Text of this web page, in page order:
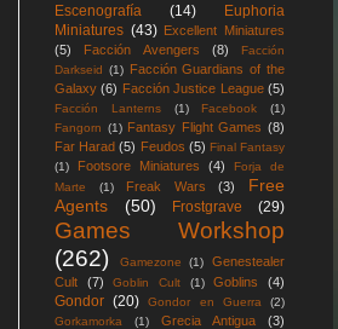
Escenografía (14)
Euphoria
Miniatures (43) Excellent Miniatures
(5)
Facción Avengers (8)
Facción
Darkseid (1) Facción Guardians of the
Galaxy (6) Facción Justice League (5)
Facción Lanterns (1) Facebook
(1)
Fangorn (1) Fantasy Flight Games (8)
Far Harad (5) Feudos (5) Final Fantasy
(1)
Footsore Miniatures (4)
Forja de
Marte
(1) Freak Wars (3)
Free
Agents
(50) Frostgrave (29)
Games Workshop
(262)
Gamezone (1)
Genestealer
Cult
(7) Goblin Cult (1) Goblins (4)
Gondor (20) Gondor en Guerra
(2)
Gorkamorka
(1) Grecia Antigua (3)